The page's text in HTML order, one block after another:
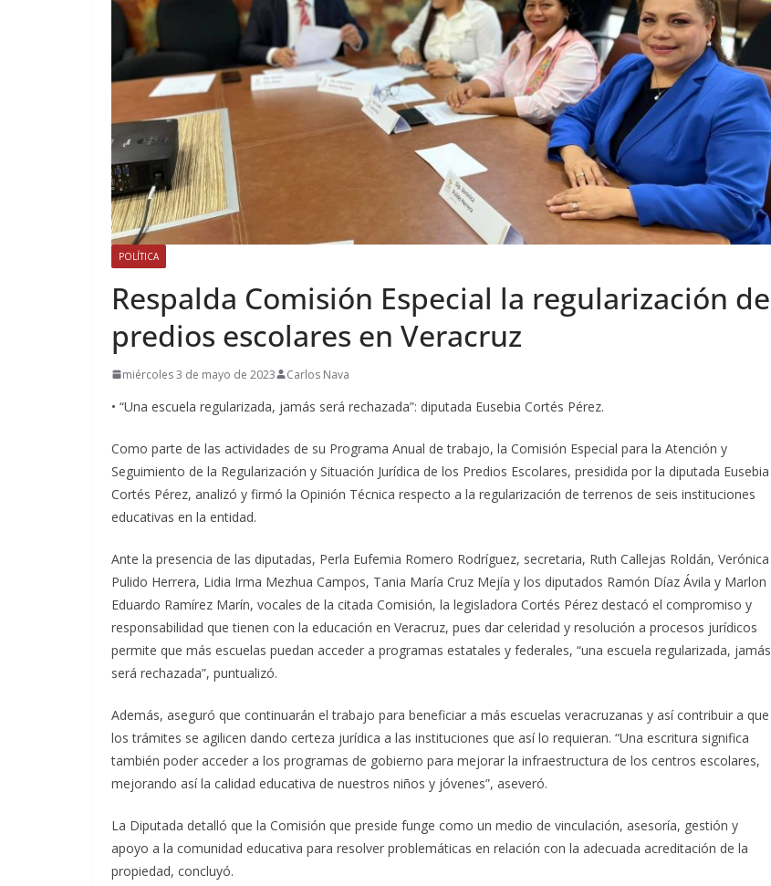
POLÍTICA
Respalda Comisión Especial la regularización de
predios escolares en Veracruz
miércoles 3 de mayo de 2023 Carlos Nava
• “Una escuela regularizada, jamás será rechazada”: diputada Eusebia Cortés Pérez.
Como parte de las actividades de su Programa Anual de trabajo, la Comisión Especial para la Atención y
Seguimiento de la Regularización y Situación Jurídica de los Predios Escolares, presidida por la diputada Eusebia
Cortés Pérez, analizó y firmó la Opinión Técnica respecto a la regularización de terrenos de seis instituciones
educativas en la entidad.
Ante la presencia de las diputadas, Perla Eufemia Romero Rodríguez, secretaria, Ruth Callejas Roldán, Verónica
Pulido Herrera, Lidia Irma Mezhua Campos, Tania María Cruz Mejía y los diputados Ramón Díaz Ávila y Marlon
Eduardo Ramírez Marín, vocales de la citada Comisión, la legisladora Cortés Pérez destacó el compromiso y
responsabilidad que tienen con la educación en Veracruz, pues dar celeridad y resolución a procesos jurídicos
permite que más escuelas puedan acceder a programas estatales y federales, “una escuela regularizada, jamás
será rechazada”, puntualizó.
Además, aseguró que continuarán el trabajo para beneficiar a más escuelas veracruzanas y así contribuir a que
los trámites se agilicen dando certeza jurídica a las instituciones que así lo requieran. “Una escritura significa
también poder acceder a los programas de gobierno para mejorar la infraestructura de los centros escolares,
mejorando así la calidad educativa de nuestros niños y jóvenes”, aseveró.
La Diputada detalló que la Comisión que preside funge como un medio de vinculación, asesoría, gestión y
apoyo a la comunidad educativa para resolver problemáticas en relación con la adecuada acreditación de la
propiedad, concluyó.